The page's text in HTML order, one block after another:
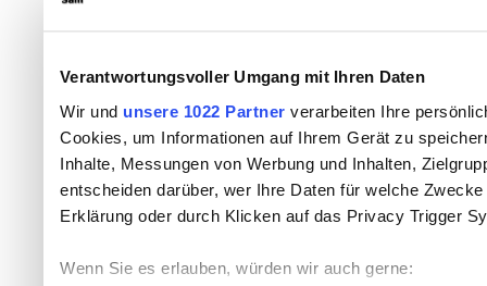
Verantwortungsvoller Umgang mit Ihren Daten
Wir und unsere 1022 Partner verarbeiten Ihre
Cookies, um Informationen auf Ihrem Gerät zu
Inhalte, Messungen von Werbung und Inhalten,
entscheiden darüber, wer Ihre Daten für welche
Erklärung oder durch Klicken auf das Privacy Trigger
Wenn Sie es erlauben, würden wir auch gerne: